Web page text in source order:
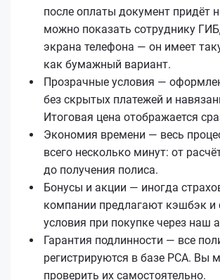
после оплаты документ придёт
можно показать сотруднику
экрана телефона — он имеет
как бумажный вариант.
Прозрачные условия —
без скрытых платежей и
Итоговая цена отображается
Экономия времени — весь
всего несколько минут: от
до получения полиса.
Бонусы и акции — иногда
компании предлагают кэшбэк и
условия при покупке через наш
Гарантия подлинности — все
регистрируются в базе РСА. Вы
проверить их самостоятельно.